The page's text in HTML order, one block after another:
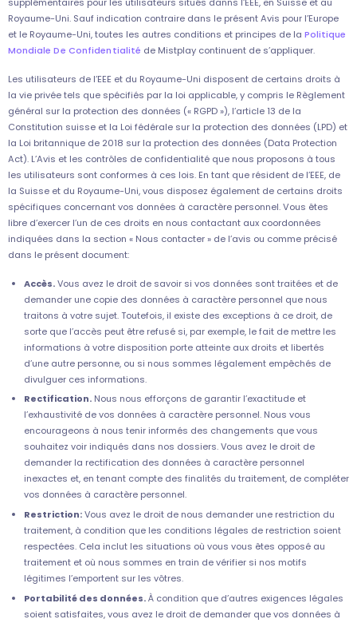
Royaume-Uni. Sauf indication contraire dans le présent Avis pour l’Europe
et le Royaume-Uni, toutes les autres conditions et principes de la Politique
Mondiale De Confidentialité de Mistplay continuent de s’appliquer.
Les utilisateurs de l’EEE et du Royaume-Uni disposent de certains droits à
la vie privée tels que spécifiés par la loi applicable, y compris le Règlement
général sur la protection des données (« RGPD »), l’article 13 de la
Constitution suisse et la Loi fédérale sur la protection des données (LPD) et
la Loi britannique de 2018 sur la protection des données (Data Protection
Act). L’Avis et les contrôles de confidentialité que nous proposons à tous
les utilisateurs sont conformes à ces lois. En tant que résident de l’EEE, de
la Suisse et du Royaume-Uni, vous disposez également de certains droits
spécifiques concernant vos données à caractère personnel. Vous êtes
libre d’exercer l’un de ces droits en nous contactant aux coordonnées
indiquées dans la section « Nous contacter » de l’avis ou comme précisé
dans le présent document:
Accès.Vous avez le droit de savoir si vos données sont traitées et de
demander une copie des données à caractère personnel que nous
traitons à votre sujet. Toutefois, il existe des exceptions à ce droit, de
sorte que l’accès peut être refusé si, par exemple, le fait de mettre les
informations à votre disposition porte atteinte aux droits et libertés
d’une autre personne, ou si nous sommes légalement empêchés de
divulguer ces informations.
Rectification.Nous nous efforçons de garantir l’exactitude et
l’exhaustivité de vos données à caractère personnel. Nous vous
encourageons à nous tenir informés des changements que vous
souhaitez voir indiqués dans nos dossiers. Vous avez le droit de
demander la rectification des données à caractère personnel
inexactes et, en tenant compte des finalités du traitement, de compléter
vos données à caractère personnel.
Restriction:Vous avez le droit de nous demander une restriction du
traitement, à condition que les conditions légales de restriction soient
respectées. Cela inclut les situations où vous vous êtes opposé au
traitement et où nous sommes en train de vérifier si nos motifs
légitimes l’emportent sur les vôtres.
Portabilité des données.À condition que d’autres exigences légales
soient satisfaites, vous avez le droit de demander que vos données à